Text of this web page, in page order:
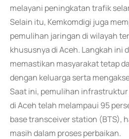
melayani peningkatan trafik
Selain itu, Kemkomdigi juga
pemulihan jaringan di wilayah
khususnya di Aceh. Langkah ini
memastikan masyarakat tetap
dengan keluarga serta
Saat ini, pemulihan
di Aceh telah melampaui 95
base transceiver station (BTS),
masih dalam proses perbaikan.